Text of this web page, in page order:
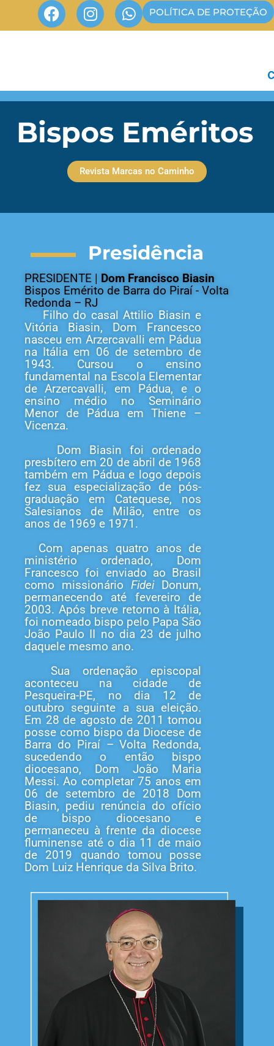
POLÍTICA DE PROTEÇÃO
Bispos Eméritos
Revista Marcas no Caminho
Presidência
PRESIDENTE | Dom Francisco Biasin
Bispos Emérito de Barra do Piraí - Volta
Redonda – RJ
Filho do casal Attilio Biasin e
Vitória Biasin, Dom Francesco
nasceu em Arzercavalli em Pádua
na Itália em 06 de setembro de
1943. Cursou o ensino
fundamental na Escola Elementar
de Arzercavalli, em Pádua, e o
ensino médio no Seminário
Menor de Pádua em Thiene –
Vicenza.
Dom Biasin foi ordenado
presbítero em 20 de abril de 1968
também em Pádua e logo depois
fez sua especialização de pós-
graduação em Catequese, nos
Salesianos de Milão, entre os
anos de 1969 e 1971.
Com apenas quatro anos de
ministério ordenado, Dom
Francesco foi enviado ao Brasil
como missionárioFidei Donum,
permanecendo até fevereiro de
2003. Após breve retorno à Itália,
foi nomeado bispo pelo Papa São
João Paulo II no dia 23 de julho
daquele mesmo ano.
Sua ordenação episcopal
aconteceu na cidade de
Pesqueira-PE, no dia 12 de
outubro seguinte a sua eleição.
Em 28 de agosto de 2011 tomou
posse como bispo da Diocese de
Barra do Piraí – Volta Redonda,
sucedendo o então bispo
diocesano, Dom João Maria
Messi. Ao completar 75 anos em
06 de setembro de 2018 Dom
Biasin, pediu renúncia do ofício
de bispo diocesano e
permaneceu à frente da diocese
fluminense até o dia 11 de maio
de 2019 quando tomou posse
Dom Luiz Henrique da Silva Brito.